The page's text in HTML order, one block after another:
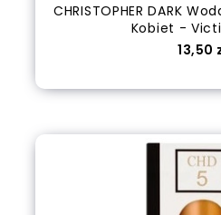
CHRISTOPHER DARK
Kobiet -
Cena
13,50